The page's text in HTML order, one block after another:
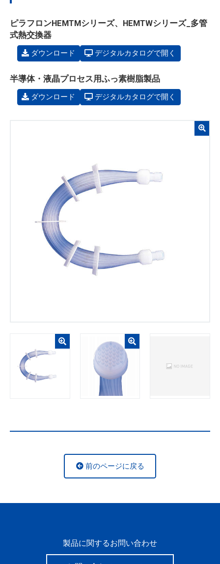
ピラフロンHEMTMシリーズ、HEMTWシリーズ_多管
式熱交換器
ダウンロード デジタルカタログで開く
半導体・液晶プロセス用ふっ素樹脂製品
ダウンロード デジタルカタログで開く
前のページに戻る
製品に関するお問い合わせ